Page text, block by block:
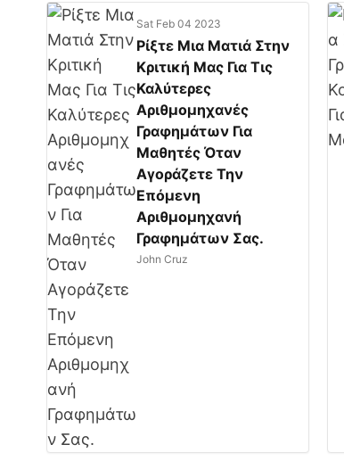
Sat Feb 04 2023
Ρίξτε Μια Ματιά Στην
Κριτική Μας Για Τις
Καλύτερες
Αριθμομηχανές
Γραφημάτων Για
Μαθητές Όταν
Αγοράζετε Την
Επόμενη
Αριθμομηχανή
Γραφημάτων Σας.
John Cruz